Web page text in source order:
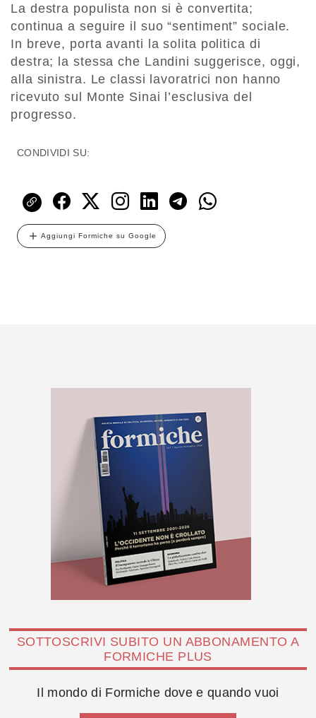
La destra populista non si è convertita;
continua a seguire il suo “sentiment” sociale.
In breve, porta avanti la solita politica di
destra; la stessa che Landini suggerisce, oggi,
alla sinistra. Le classi lavoratrici non hanno
ricevuto sul Monte Sinai l’esclusiva del
progresso.
CONDIVIDI SU:
Aggiungi Formiche su Google
SOTTOSCRIVI SUBITO UN ABBONAMENTO A
FORMICHE PLUS
Il mondo di Formiche dove e quando vuoi